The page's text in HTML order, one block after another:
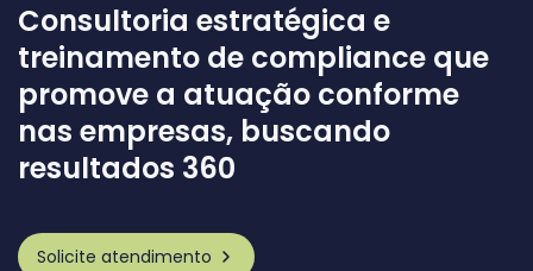
Consultoria estratégica e
treinamento de compliance que
promove a atuação conforme
nas empresas, buscando
resultados 360
Solicite atendimento